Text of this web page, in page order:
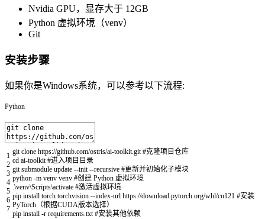
Nvidia GPU，显存大于 12GB
Python 虚拟环境（venv）
Git
安装步骤
如果你是Windows系统，可以参考以下流程:
Python
1
2
3
4
5
6
7
gitclone https://github.com/ostris/ai-toolkit.git #克隆项目仓库
cd ai-toolkit #进入项目目录
gitsubmodule update --init --recursive #更新并初始化子模块
python -m venv venv #创建 Python 虚拟环境
.\venv\Scripts\activate #激活虚拟环境
pip install torch torchvision --index-url https://download.pytorch.org/whl/cu121 #安装
PyTorch（根据CUDA版本选择）
pip install -r requirements.txt #安装其他依赖